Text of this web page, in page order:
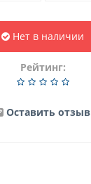
Нет в наличии
Рейтинг:
Оставить отзыв